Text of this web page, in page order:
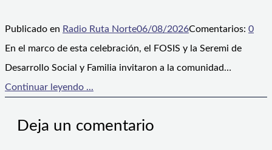
Publicado en Radio Ruta Norte06/08/2026Comentarios: 0
En el marco de esta celebración, el FOSIS y la Seremi de
Desarrollo Social y Familia invitaron a la comunidad…
Continuar leyendo ...
Deja un comentario